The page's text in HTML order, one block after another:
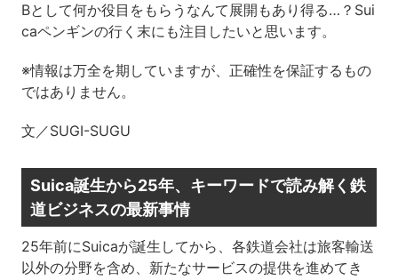
Bとして何か役目をもらうなんて展開もあり得る…？Sui
caペンギンの行く末にも注目したいと思います。
※情報は万全を期していますが、正確性を保証するもの
ではありません。
文／SUGI-SUGU
Suica誕生から25年、キーワードで読み解く鉄
道ビジネスの最新事情
25年前にSuicaが誕生してから、各鉄道会社は旅客輸送
以外の分野を含め、新たなサービスの提供を進めてき